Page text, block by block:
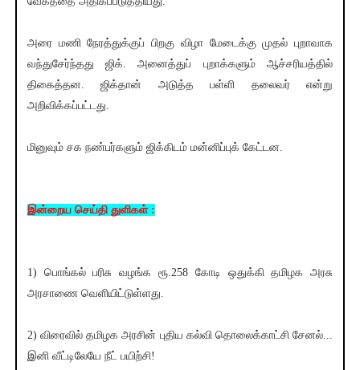
அரை மணி நேரத்துக்குப் பிறகு விழா மேடைக்கு முதல் புறாவாக
வந்துசேர்ந்தது ஜிக். அனைத்துப் புறாக்களும் ஆச்சரியத்தில்
திகைத்தன. ஜிக்தான் அடுத்த பள்ளி தலைவர் என்று
அறிவிக்கப்பட்டது.
மினுவும் சக நண்பர்களும் ஜிக்கிடம் மன்னிப்புக் கேட்டன.
இன்றைய செய்தி துளிகள் :
1) பொங்கல் பரிசு வழங்க ரூ.258 கோடி ஒதுக்கி தமிழக அரசு
அரசாணை வெளியிட்டுள்ளது.
2) விரைவில் தமிழக அரசின் புதிய கல்வி தொலைக்காட்சி சேனல்...
இனி வீட்டிலேயே நீட் பயிற்சி!